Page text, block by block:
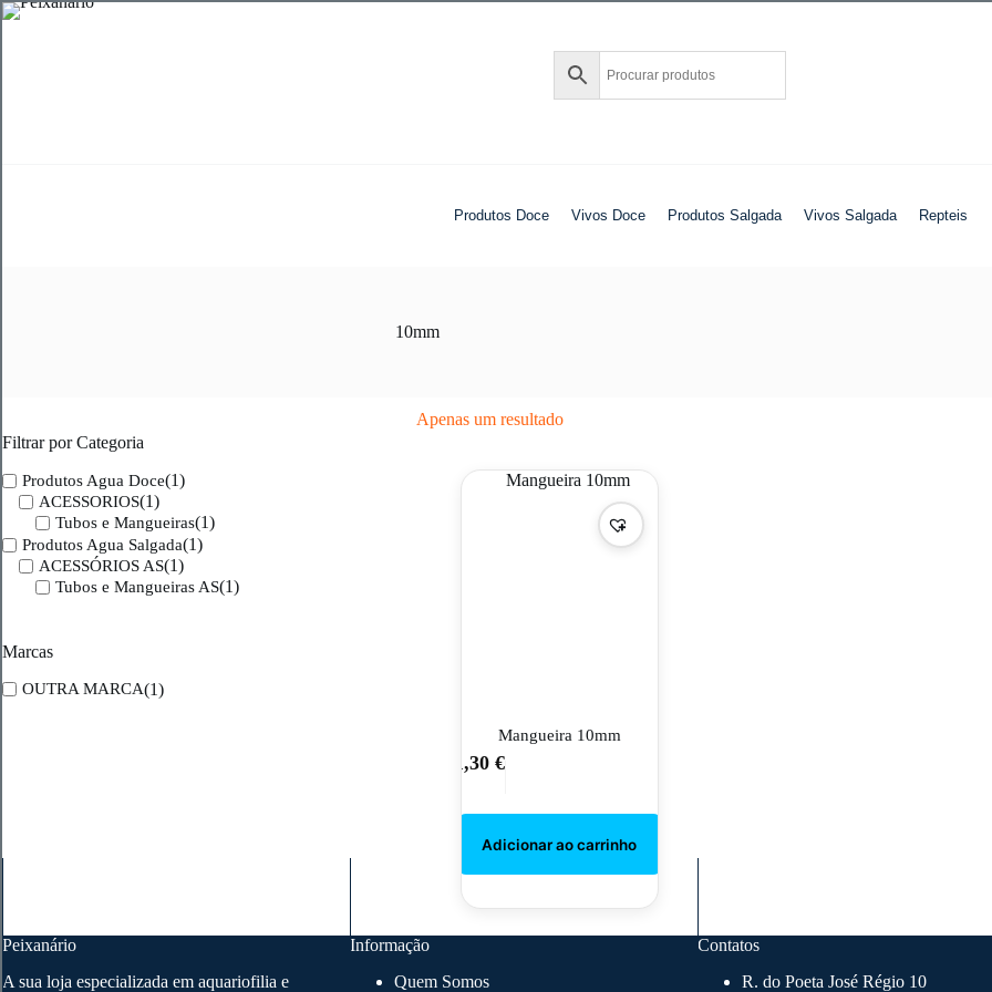
Pular
Produtos Doce Vivos Doce Produtos Salgada Vivos Salgada Repteis
10mm
Apenas um resultado
Mangueira 10mm
1,30 €
Filtrar por Categoria
Produtos Agua Doce(1)
ACESSORIOS(1)
Tubos e Mangueiras(1)
Produtos Agua Salgada(1)
ACESSÓRIOS AS(1)
Tubos e Mangueiras AS(1)
Marcas
OUTRA MARCA(1)
Peixanário
A sua loja especializada em aquariofilia e
Informação
Quem Somos
Contatos
R. do Poeta José Régio 10